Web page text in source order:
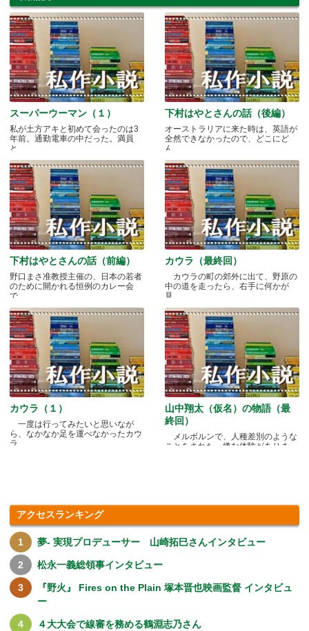
日本代表キャプテンの雄姿！
スーパーウーマン（１）
私が土方アキと初めて会ったのは3
年前。通勤電車の中だった。満員
と.....
下村はやとさんの話（後編）
オーストラリアに来た時は、英語が
全然できなかったので、どこにど
ん.....
下村はやとさんの話（前編）
野口まさ准教授主催の、日本の若者
のために開かれる恒例のカレー会
で.....
カウラ（最終回）
カウラの町の郊外に出て、野原の
中の道を走ったら、右手に何かが
見.....
カウラ（１）
一度は行ってみたいと思いなが
ら、なかなか足を運べなかったカウ
ラ.....
山中翔太（仮名）の物語（最
終回）
メルボルンで、人種差別のような
ことをされた、嫌な体験がありま
アクセスランキング
夢- 実現プロデューサー 山崎拓巳さんインタビュー
松永一義総領事インタビュー
『野火』 Fires on the Plain 塚本晋也映画監督 インタビュ
ー
４大大会で線審を務める鶴淵志乃さん